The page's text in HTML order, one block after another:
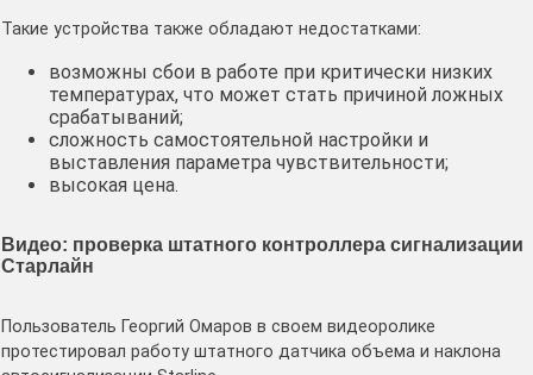
Такие устройства также обладают недостатками:
возможны сбои в работе при критически низких
температурах, что может стать причиной ложных
срабатываний;
сложность самостоятельной настройки и
выставления параметра чувствительности;
высокая цена.
Видео: проверка штатного контроллера сигнализации
Старлайн
Пользователь Георгий Омаров в своем видеоролике
протестировал работу штатного датчика объема и наклона